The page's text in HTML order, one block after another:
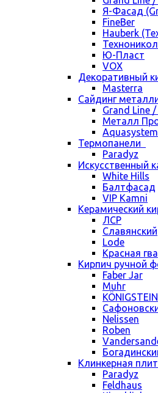
Я-Фасад
FineBer
Hauberk
Ю-Пласт
VOX
Декоративный
Masterra
Сайдинг
Grand Line
Металл
Aquasystem
Термопанели
Paradyz
Искусственный
White Hills
Балтфасад
VIP Kamni
Керамический
ЛСР
Славянский
Lode
Красная
Кирпич ручной
Faber Jar
Muhr
KÖNIGSTEIN
Nelissen
Roben
Клинкерная
Paradyz
Feldhaus